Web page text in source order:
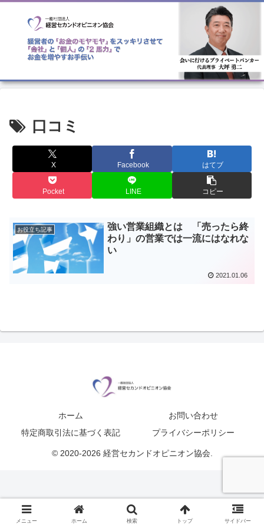
口コミ
X Facebook はてブ
Pocket LINE コピー
お役立ち記事
強い営業組織とは 「売ったら終
わり」の営業では一流にはなれな
い
2021.01.06
ホーム
お問い合わせ
特定商取引法に基づく表記
プライバシーポリシー
© 2020-2026 経営セカンドオピニオン協会.
メニュー ホーム 検索 トップ サイドバー